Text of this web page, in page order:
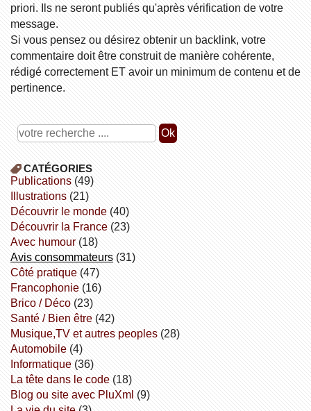
priori. Ils ne seront publiés qu'après vérification de votre
message.
Si vous pensez ou désirez obtenir un backlink, votre
commentaire doit être construit de manière cohérente,
rédigé correctement ET avoir un minimum de contenu et de
pertinence.
CATÉGORIES
publications(49)
illustrations(21)
découvrir le monde(40)
découvrir la France(23)
avec humour(18)
avis consommateurs(31)
côté pratique(47)
Francophonie(16)
Brico / Déco(23)
Santé / Bien être(42)
Musique,TV et autres peoples(28)
Automobile(4)
informatique(36)
la tête dans le code(18)
Blog ou site avec PluXml (9)